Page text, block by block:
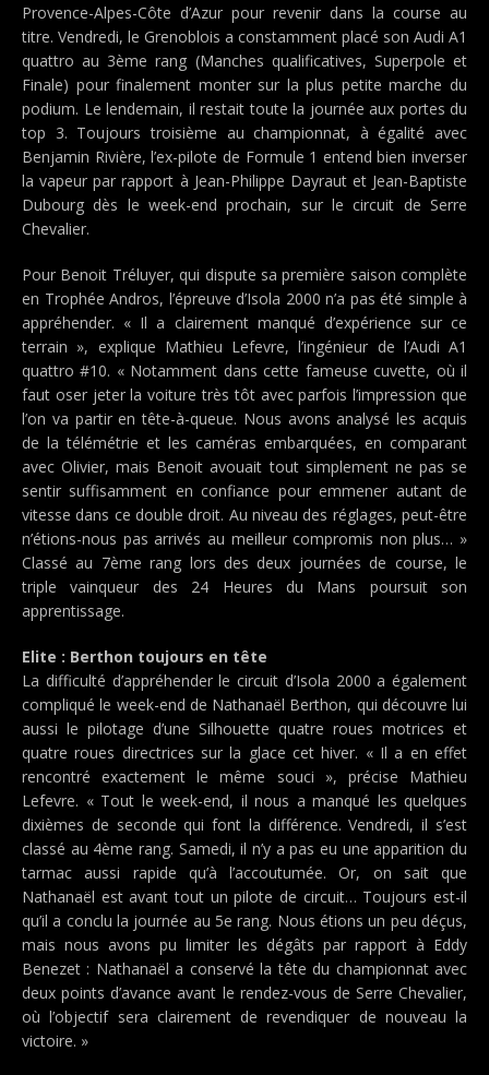
Provence-Alpes-Côte d’Azur pour revenir dans la course au
titre. Vendredi, le Grenoblois a constamment placé son Audi A1
quattro au 3ème rang (Manches qualificatives, Superpole et
Finale) pour finalement monter sur la plus petite marche du
podium. Le lendemain, il restait toute la journée aux portes du
top 3. Toujours troisième au championnat, à égalité avec
Benjamin Rivière, l’ex-pilote de Formule 1 entend bien inverser
la vapeur par rapport à Jean-Philippe Dayraut et Jean-Baptiste
Dubourg dès le week-end prochain, sur le circuit de Serre
Chevalier.
Pour Benoit Tréluyer, qui dispute sa première saison complète
en Trophée Andros, l’épreuve d’Isola 2000 n’a pas été simple à
appréhender. « Il a clairement manqué d’expérience sur ce
terrain », explique Mathieu Lefevre, l’ingénieur de l’Audi A1
quattro #10. « Notamment dans cette fameuse cuvette, où il
faut oser jeter la voiture très tôt avec parfois l’impression que
l’on va partir en tête-à-queue. Nous avons analysé les acquis
de la télémétrie et les caméras embarquées, en comparant
avec Olivier, mais Benoit avouait tout simplement ne pas se
sentir suffisamment en confiance pour emmener autant de
vitesse dans ce double droit. Au niveau des réglages, peut-être
n’étions-nous pas arrivés au meilleur compromis non plus… »
Classé au 7ème rang lors des deux journées de course, le
triple vainqueur des 24 Heures du Mans poursuit son
apprentissage.
Elite : Berthon toujours en tête
La difficulté d’appréhender le circuit d’Isola 2000 a également
compliqué le week-end de Nathanaël Berthon, qui découvre lui
aussi le pilotage d’une Silhouette quatre roues motrices et
quatre roues directrices sur la glace cet hiver. « Il a en effet
rencontré exactement le même souci », précise Mathieu
Lefevre. « Tout le week-end, il nous a manqué les quelques
dixièmes de seconde qui font la différence. Vendredi, il s’est
classé au 4ème rang. Samedi, il n’y a pas eu une apparition du
tarmac aussi rapide qu’à l’accoutumée. Or, on sait que
Nathanaël est avant tout un pilote de circuit… Toujours est-il
qu’il a conclu la journée au 5e rang. Nous étions un peu déçus,
mais nous avons pu limiter les dégâts par rapport à Eddy
Benezet : Nathanaël a conservé la tête du championnat avec
deux points d’avance avant le rendez-vous de Serre Chevalier,
où l’objectif sera clairement de revendiquer de nouveau la
victoire. »